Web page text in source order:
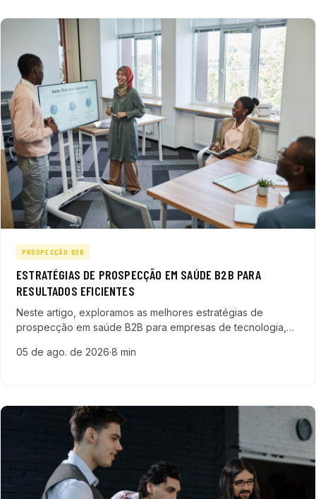
PROSPECÇÃO B2B
ESTRATÉGIAS DE PROSPECÇÃO EM SAÚDE B2B PARA
RESULTADOS EFICIENTES
Neste artigo, exploramos as melhores estratégias de
prospecção em saúde B2B para empresas de tecnologia,
inteligência artificial para aumentar resultados.
05 de ago. de 2026·8 min